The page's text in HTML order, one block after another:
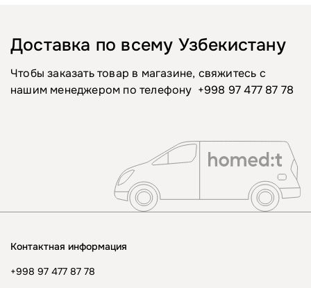
Доставка по всему Узбекистану
Чтобы заказать товар в магазине, свяжитесь с
нашим менеджером по телефону +998 97 477 87 78
Контактная информация
+998 97 477 87 78